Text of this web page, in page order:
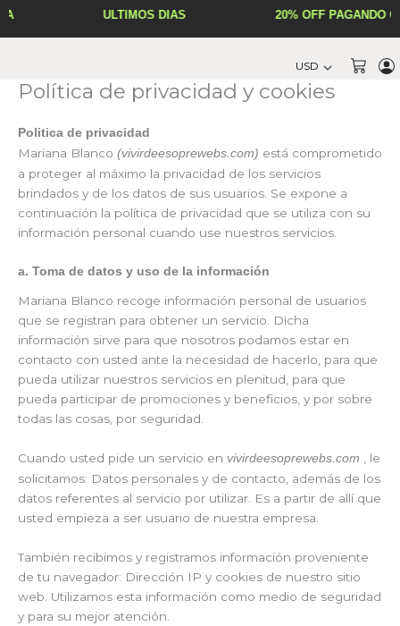
ÚLTIMOS DÍAS 20% OFF PAGANDO
Cart
Política de privacidad y cookies
Politica de privacidad
Mariana Blanco (vivirdeesoprewebs.com) está comprometido
a proteger al máximo la privacidad de los servicios
brindados y de los datos de sus usuarios. Se expone a
continuación la política de privacidad que se utiliza con su
información personal cuando use nuestros servicios.
a. Toma de datos y uso de la información
Mariana Blanco recoge información personal de usuarios
que se registran para obtener un servicio. Dicha
información sirve para que nosotros podamos estar en
contacto con usted ante la necesidad de hacerlo, para que
pueda utilizar nuestros servicios en plenitud, para que
pueda participar de promociones y beneficios, y por sobre
todas las cosas, por seguridad.
Cuando usted pide un servicio en vivirdeesoprewebs.com
, le
solicitamos: Datos personales y de contacto, además de los
datos referentes al servicio por utilizar. Es a partir de allí que
usted empieza a ser usuario de nuestra empresa.
También recibimos y registramos información proveniente
de tu navegador: Dirección IP y cookies de nuestro sitio
web. Utilizamos esta información como medio de seguridad
y para su mejor atención.